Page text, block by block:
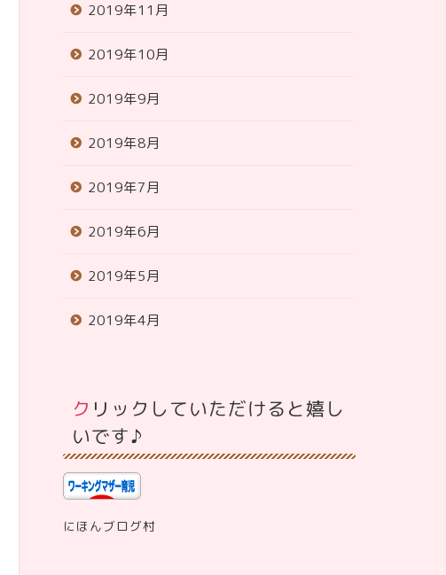
2019年11月
2019年10月
2019年9月
2019年8月
2019年7月
2019年6月
2019年5月
2019年4月
クリックしていただけると嬉し
いです♪
にほんブログ村